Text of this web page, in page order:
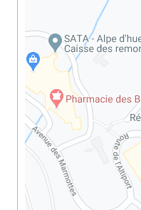
Parcours & Courses
Outils & Réseaux